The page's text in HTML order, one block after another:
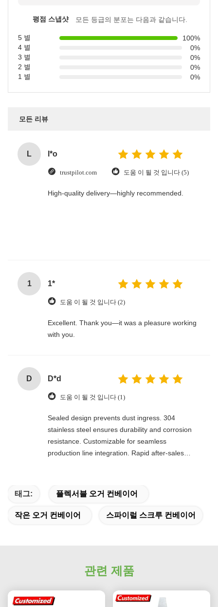
평점 스냅샷 모든 등급의 분포는 다음과 같습니다.
5 별
100%
4 별
0%
3 별
0%
2 별
0%
1 별
0%
모든 리뷰
L l*o
trustpilot.com 도움 이 될 것 입니다 (5)
High-quality delivery—highly recommended.
1 1*
도움 이 될 것 입니다 (2)
Excellent. Thank you—it was a pleasure working
with you.
D D*d
도움 이 될 것 입니다 (1)
Sealed design prevents dust ingress. 304
stainless steel ensures durability and corrosion
resistance. Customizable for seamless
production line integration. Rapid after-sales
태그: 플렉서블 오거 컨베이어
작은 오거 컨베이어 스파이럴 스크루 컨베이어
관련 제품